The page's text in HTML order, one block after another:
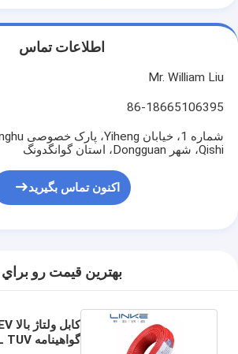
اطلاعات تماس
Mr. William Liu
86-18665106395
Qishi، شهر Dongguan، استان گوانگدونگ
اکنون تماس بگیرید
بهترين قيمت رو براي